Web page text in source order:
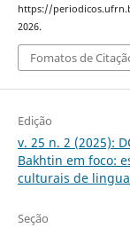
https://
2026.
Fomatos de
Edição
v. 25 n. 2 (2025):
Bakhtin em foco:
culturais de
Seção